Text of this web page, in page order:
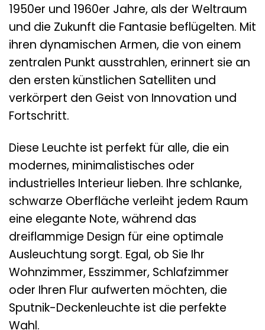
1950er und 1960er Jahre, als der Weltraum
und die Zukunft die Fantasie beflügelten. Mit
ihren dynamischen Armen, die von einem
zentralen Punkt ausstrahlen, erinnert sie an
den ersten künstlichen Satelliten und
verkörpert den Geist von Innovation und
Fortschritt.
Diese Leuchte ist perfekt für alle, die ein
modernes, minimalistisches oder
industrielles Interieur lieben. Ihre schlanke,
schwarze Oberfläche verleiht jedem Raum
eine elegante Note, während das
dreiflammige Design für eine optimale
Ausleuchtung sorgt. Egal, ob Sie Ihr
Wohnzimmer, Esszimmer, Schlafzimmer
oder Ihren Flur aufwerten möchten, die
Sputnik-Deckenleuchte ist die perfekte
Wahl.